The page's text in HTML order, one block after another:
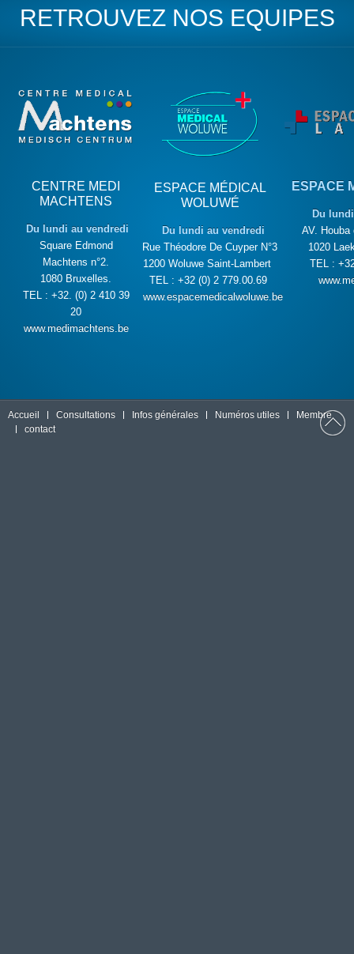
RETROUVEZ NOS EQUIPES
CENTRE MEDI
MACHTENS
Du lundi au vendredi
Square Edmond
Machtens n°2.
1080 Bruxelles.
TEL : +32. (0) 2 410 39
20
www.medimachtens.be
ESPACE MÉDICAL
WOLUWÉ
Du lundi au vendredi
Rue Théodore De Cuyper N°3
1200 Woluwe Saint-Lambert
TEL : +32 (0) 2 779.00.69
www.espacemedicalwoluwe.be
ESPACE
Du
AV. Houba
1020
TEL :
Accueil Consultations Infos générales Numéros utiles
Membre
contact